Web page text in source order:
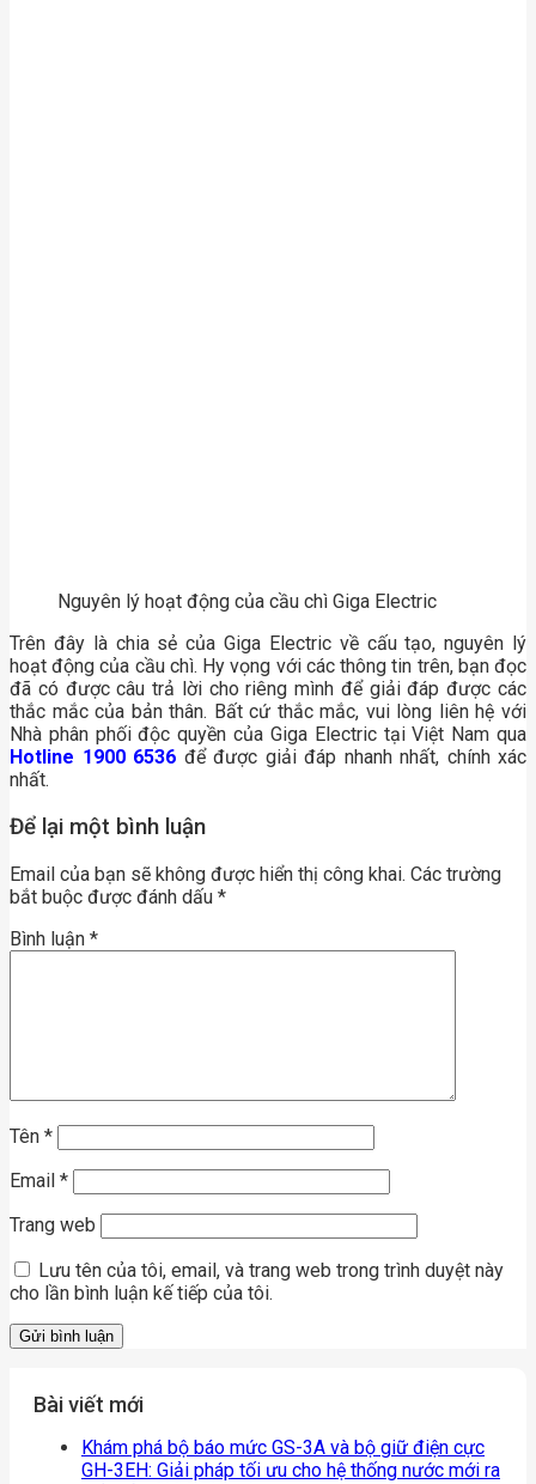
Nguyên lý hoạt động của cầu chì Giga Electric
Trên đây là chia sẻ của Giga Electric về cấu tạo, nguyên lý
hoạt động của cầu chì. Hy vọng với các thông tin trên, bạn đọc
đã có được câu trả lời cho riêng mình để giải đáp được các
thắc mắc của bản thân. Bất cứ thắc mắc, vui lòng liên hệ với
Nhà phân phối độc quyền của Giga Electric tại Việt Nam qua
Hotline 1900 6536 để được giải đáp nhanh nhất, chính xác
nhất.
Để lại một bình luận
Email của bạn sẽ không được hiển thị công khai. Các trường
bắt buộc được đánh dấu *
Bình luận *
Tên *
Email *
Trang web
Lưu tên của tôi, email, và trang web trong trình duyệt này
cho lần bình luận kế tiếp của tôi.
Bài viết mới
Khám phá bộ báo mức GS-3A và bộ giữ điện cực
GH-3EH: Giải pháp tối ưu cho hệ thống nước mới ra